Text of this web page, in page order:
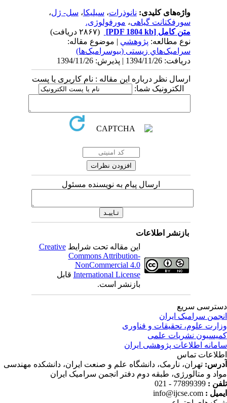
واژه‌های کلیدی:نانوذرات،سیلیکا،سل- ژل،
سورفکتانت گیاهی،مورفولوژی.
متن کامل[PDF 1804 kb]
نوع مطالعه:پژوهشي| موضوع مقاله:
سراميک‌هاي زیستی (بیوسرامیک‌ها)
دریافت: 1394/11/26 | پذیرش: 1394/11/26
ارسال نظر درباره این مقاله : نام کاربری یا پست
الکترونیک شما:
ارسال پیام به نویسنده مسئول
بازنشر اطلاعات
این مقاله تحت شرایطCreative
Commons Attribution-
NonCommercial 4.0
International Licenseقابل
بازنشر است.
سریع
سرامیک ایران
علوم، تحقیقات و فناوری
نشریات علمی
اطلاعات پژوهشی ایران
تماس
تهران، نارمک، دانشگاه علم و صنعت ایران، دانشکده مهندسی
و متالورژی، طبقه دوم دفتر انجمن سرامیک ایران
:
77899399 - 021
:
info@ijcse.com